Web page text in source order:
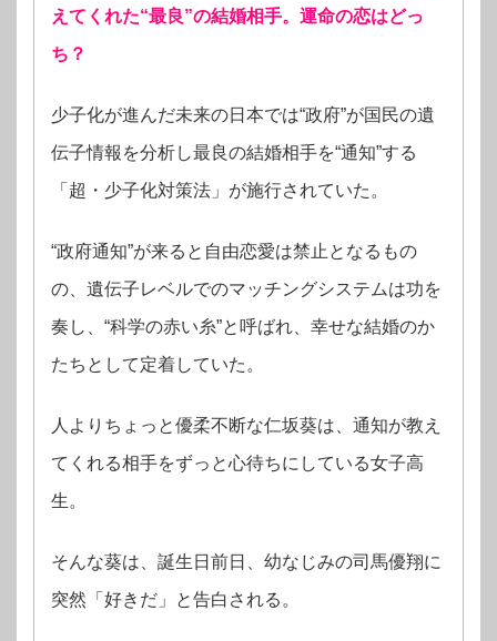
えてくれた“最良”の結婚相手。運命の恋はどっ
ち？
少子化が進んだ未来の日本では“政府”が国民の遺
伝子情報を分析し最良の結婚相手を“通知”する
「超・少子化対策法」が施行されていた。
“政府通知”が来ると自由恋愛は禁止となるもの
の、遺伝子レベルでのマッチングシステムは功を
奏し、“科学の赤い糸”と呼ばれ、幸せな結婚のか
たちとして定着していた。
人よりちょっと優柔不断な仁坂葵は、通知が教え
てくれる相手をずっと心待ちにしている女子高
生。
そんな葵は、誕生日前日、幼なじみの司馬優翔に
突然「好きだ」と告白される。